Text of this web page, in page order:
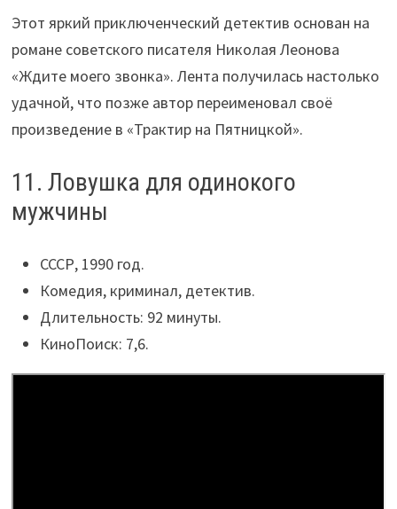
Этот яркий приключенческий детектив основан на
романе советского писателя Николая Леонова
«Ждите моего звонка». Лента получилась настолько
удачной, что позже автор переименовал своё
произведение в «Трактир на Пятницкой».
11. Ловушка для одинокого
мужчины
СССР, 1990 год.
Комедия, криминал, детектив.
Длительность: 92 минуты.
КиноПоиск: 7,6.